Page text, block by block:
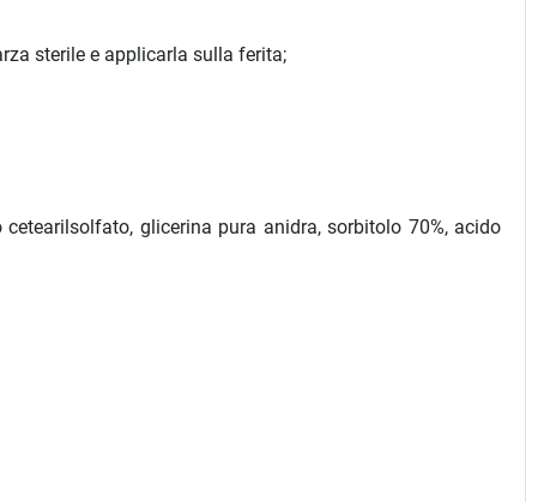
sterile e applicarla sulla ferita;
glicerina pura anidra, sorbitolo 70%, acido